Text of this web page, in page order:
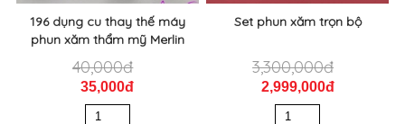
196 dụng cu thay thế máy
phun xăm thẩm mỹ Merlin
40,000đ
35,000đ
Set phun xăm trọn bộ
3,300,000đ
2,999,000đ